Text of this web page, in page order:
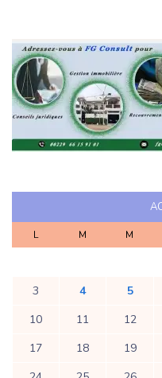
L M M
3
4 5
10
11 12
17
18 19